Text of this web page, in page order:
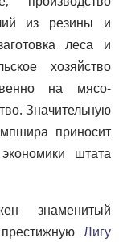
из резины и
леса и
хозяйство
на мясо-
Значительную
приносит
штата
знаменитый
Лигу